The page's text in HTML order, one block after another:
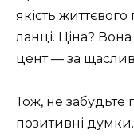
якість
ланці. Ціна?
цент — за
Тож, не забудьте
позитивні